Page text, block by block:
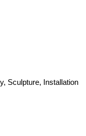
Sculpture, Installation